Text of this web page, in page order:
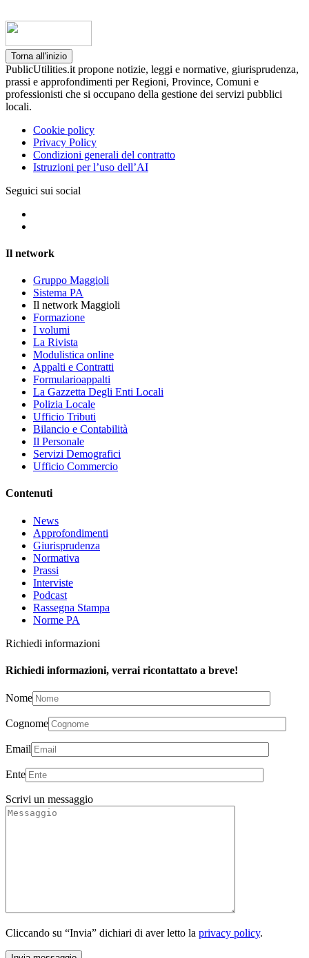
Torna all'inizio
PublicUtilities.it propone notizie, leggi e normative, giurisprudenza,
prassi e approfondimenti per Regioni, Province, Comuni e
professionisti che si occupano della gestione dei servizi pubblici
locali.
Cookie policy
Privacy Policy
Condizioni generali del contratto
Istruzioni per l’uso dell’AI
Seguici sui social
Il network
Gruppo Maggioli
Sistema PA
Il network Maggioli
Formazione
I volumi
La Rivista
Modulistica online
Appalti e Contratti
Formularioappalti
La Gazzetta Degli Enti Locali
Polizia Locale
Ufficio Tributi
Bilancio e Contabilità
Il Personale
Servizi Demografici
Ufficio Commercio
Contenuti
News
Approfondimenti
Giurisprudenza
Normativa
Prassi
Interviste
Podcast
Rassegna Stampa
Norme PA
Richiedi informazioni
Richiedi informazioni, verrai ricontattato a breve!
Nome
Cognome
Email
Ente
Scrivi un messaggio
Cliccando su “Invia” dichiari di aver letto la privacy policy.